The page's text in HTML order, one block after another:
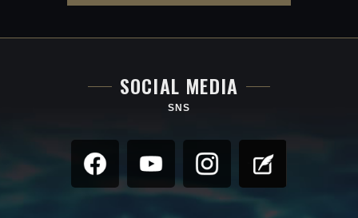
SOCIAL MEDIA
SNS